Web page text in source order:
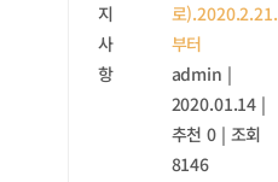
지
사
항
로).2020.2.21.
부터
admin |
2020.01.14 |
추천 0 | 조회
8146